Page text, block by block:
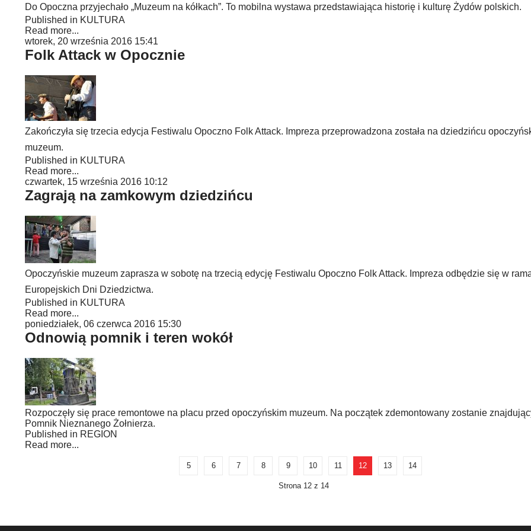
Do Opoczna przyjechało „Muzeum na kółkach”. To mobilna wystawa przedstawiająca historię i kulturę Żydów polskich.
Published in KULTURA
Read more...
wtorek, 20 września 2016 15:41
Folk Attack w Opocznie
Zakończyła się trzecia edycja Festiwalu Opoczno Folk Attack. Impreza przeprowadzona została na dziedzińcu
muzeum.
Published in KULTURA
Read more...
czwartek, 15 września 2016 10:12
Zagrają na zamkowym dziedzińcu
Opoczyńskie muzeum zaprasza w sobotę na trzecią edycję Festiwalu Opoczno Folk Attack. Impreza odbędzie się w
Europejskich Dni Dziedzictwa.
Published in KULTURA
Read more...
poniedziałek, 06 czerwca 2016 15:30
Odnowią pomnik i teren wokół
Rozpoczęły się prace remontowe na placu przed opoczyńskim muzeum. Na początek zdemontowany zostanie
Pomnik Nieznanego Żołnierza.
Published in REGION
Read more...
5 6 7 8 9 10 11 12 13 14
Strona 12 z 14